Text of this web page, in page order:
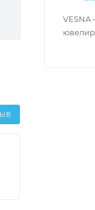
VESNA